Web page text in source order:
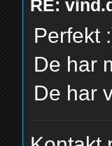
RE:
Perfekt
De har
De har